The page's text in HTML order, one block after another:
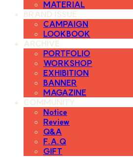
MATERIAL
BRAND ISSUE
CAMPAIGN
LOOKBOOK
ARCHIVE
PORTFOLIO
WORKSHOP
EXHIBITION
BANNER
MAGAZINE
COMMUNITY
Notice
Review
Q&A
F.A.Q
GIFT